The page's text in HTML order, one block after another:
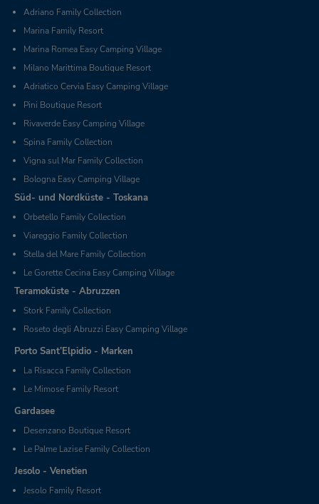
Adriano Family Collection
Marina Family Resort
Marina Romea Easy Camping Village
Milano Marittima Boutique Resort
Adriatico Cervia Easy Camping Village
Pini Boutique Resort
Rivaverde Easy Camping Village
Spina Family Collection
Vigna sul Mar Family Collection
Bologna Easy Camping Village
Süd- und Nordküste - Toskana
Orbetello Family Collection
Viareggio Family Collection
Stella del Mare Family Collection
Le Gorette Cecina Easy Camping Village
Teramoküste - Abruzzen
Stork Family Collection
Roseto degli Abruzzi Easy Camping Village
Porto Sant’Elpidio - Marken
La Risacca Family Collection
Le Mimose Family Resort
Gardasee
Desenzano Boutique Resort
Le Palme Lazise Family Collection
Jesolo - Venetien
Jesolo Family Resort